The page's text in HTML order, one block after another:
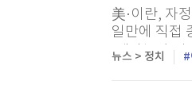
스페셜강의
투자/재테크
부동산/세무
美·이란, 자
일만에 직접
'레바논 휴전
변수 가능성
뉴스 > 정치